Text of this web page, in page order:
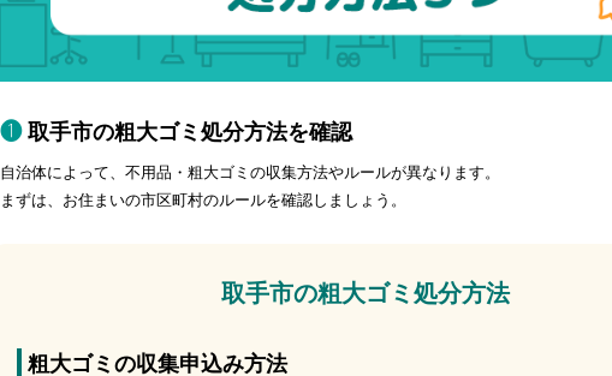
取手市の粗大ゴミ処分方法を確認
自治体によって、不用品・粗大ゴミの収集方法やルールが異なります。
まずは、お住まいの市区町村のルールを確認しましょう。
取手市の粗大ゴミ処分方法
粗大ゴミの収集申込み方法